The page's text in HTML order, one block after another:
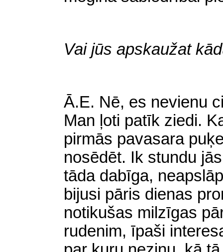
Vai jūs apskaužat
Ā.E. Nē, es nevienu
Man ļoti patīk ziedi.
pirmās pavasara
nosēdēt. Ik stundu
tāda dabīga,
bijusi pāris dienas
notikušas milzīgas
rudenim, īpaši